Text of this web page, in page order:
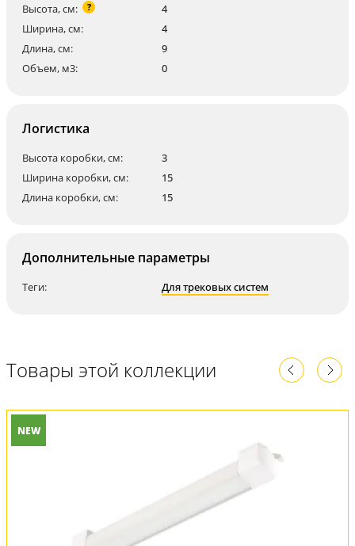
Высота, см: ?
4
Ширина, см:
4
Длина, см:
9
Объем, м3:
0
Логистика
Высота коробки, см:
3
Ширина коробки, см:
15
Длина коробки, см:
15
Дополнительные параметры
Теги: Для трековых систем
Товары этой коллекции
NEW